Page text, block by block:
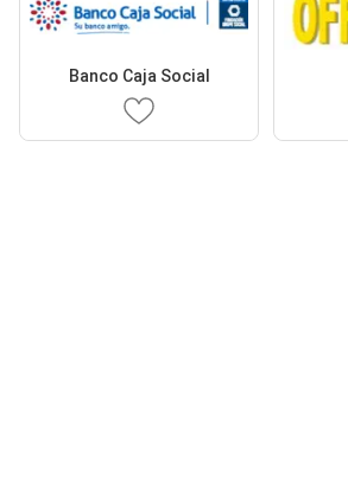
Banco Caja Social